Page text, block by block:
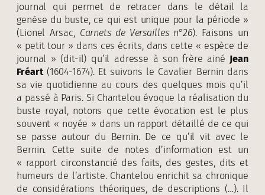
journal qui permet de retracer dans le détail la
genèse du buste, ce qui est unique pour la période »
(Lionel Arsac, Carnets de Versailles n°26). Faisons un
« petit tour » dans ces écrits, dans cette « espèce de
journal » (dit-il) qu’il adresse à son frère ainé Jean
Fréart(1604-1674). Et suivons le Cavalier Bernin dans
sa vie quotidienne au cours des quelques mois qu’il
a passé à Paris. Si Chantelou évoque la réalisation du
buste royal, notons que cette évocation est le plus
souvent « noyée » dans un rapport détaillé de ce qui
se passe autour du Bernin. De ce qu’il vit avec le
Bernin. Cette suite de notes d’information est un
« rapport circonstancié des faits, des gestes, dits et
humeurs de l’artiste. Chantelou enrichit sa chronique
de considérations théoriques, de descriptions (…). Il